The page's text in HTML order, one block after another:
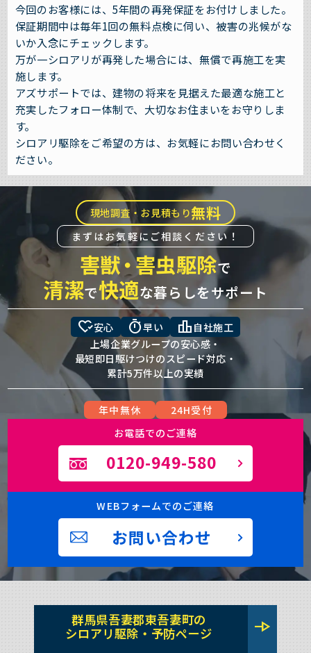
今回のお客様には、5年間の再発保証をお付けしました。
保証期間中は毎年1回の無料点検に伺い、被害の兆候がな
いか入念にチェックします。
万が一シロアリが再発した場合には、無償で再施工を実
施します。
アズサポートでは、建物の将来を見据えた最適な施工と
充実したフォロー体制で、大切なお住まいをお守りしま
す。
シロアリ駆除をご希望の方は、お気軽にお問い合わせく
ださい。
現地調査・お見積もり無料
まずはお気軽にご相談ください！
害獣・害虫駆除で
清潔で快適な暮らしをサポート
heart_check安心 timer早い leaderboard 自社施工
上場企業グループの安心感・
最短即日駆けつけのスピード対応・
累計5万件以上の実績
年中無休
24H受付
お電話でのご連絡
0120-949-580
WEBフォームでのご連絡
お問い合わせ
群馬県吾妻郡東吾妻町の
シロアリ駆除・予防ページ
line_end_arrow